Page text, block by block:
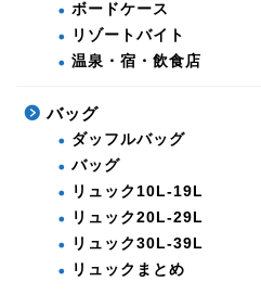
ボードケース
リゾートバイト
温泉・宿・飲食店
バッグ
ダッフルバッグ
バッグ
リュック10L-19L
リュック20L-29L
リュック30L-39L
リュックまとめ